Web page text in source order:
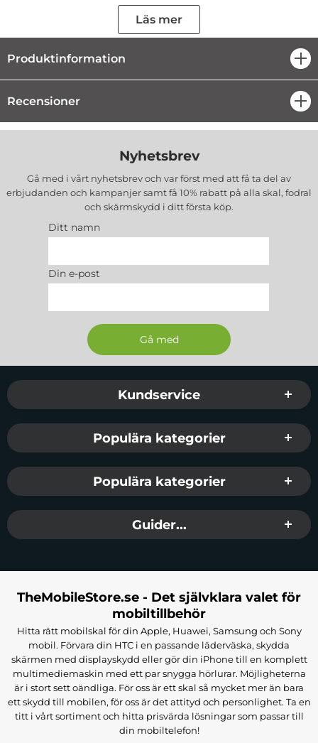
Konstruerad exakt förApple iPhone 6/6S
alltså bästa möjliga passform
Håller telefonen säker, ren och repfri.
åtkomst till alla telefonens funktioner utan att
Läs mer
Produktinformation
Recensioner
Nyhetsbrev
Gå med i vårt nyhetsbrev och var först med att få ta del av
erbjudanden och kampanjer samt få 10% rabatt på alla skal, fodral
och skärmskydd i ditt första köp.
Ditt namn
Din e-post
Sidfot Blandad info och länkar
Kundservice
Populära kategorier
Populära kategorier
Guider...
TheMobileStore.se - Det självklara valet för
mobiltillbehör
Hitta rätt mobilskal för din Apple, Huawei, Samsung och Sony
mobil. Förvara din HTC i en passande läderväska, skydda
skärmen med displayskydd eller gör din iPhone till en komplett
multimediemaskin med ett par snygga hörlurar. Möjligheterna
är i stort sett oändliga. För oss är ett skal så mycket mer än bara
ett skydd till mobilen, för oss är det attityd och personlighet. Ta en
titt i vårt sortiment och hitta prisvärda lösningar som passar till
din mobiltelefon!